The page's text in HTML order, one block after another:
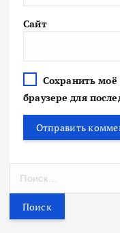
Сайт
Сохранить
браузере для
т